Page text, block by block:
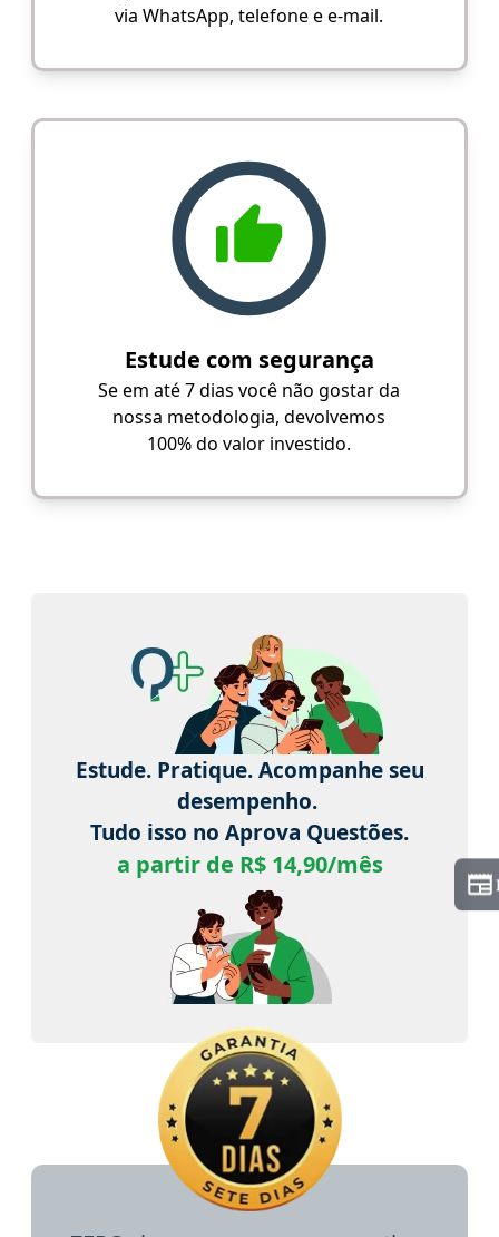
via WhatsApp, telefone e e-mail.
Estude com segurança
Se em até 7 dias você não gostar da
nossa metodologia, devolvemos
100% do valor investido.
Estude. Pratique. Acompanhe seu
desempenho.
Tudo isso no Aprova Questões.
a partir de R$ 14,90/mês